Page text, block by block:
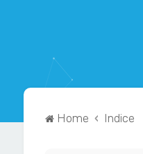
Home Indice